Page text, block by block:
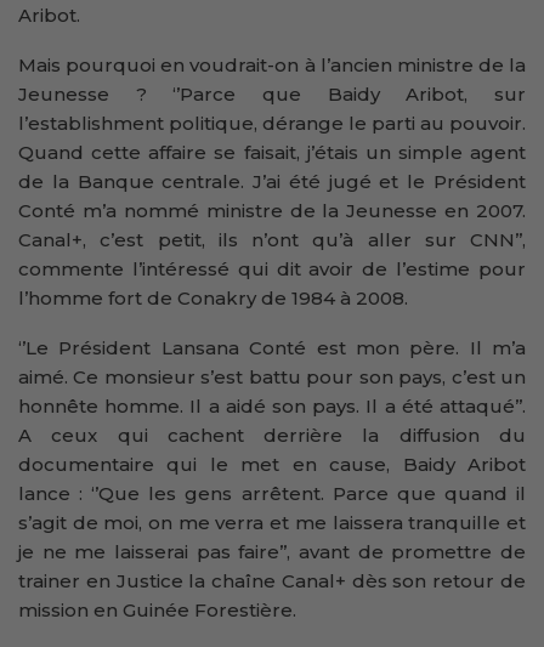
Aribot.
Mais pourquoi en voudrait-on à l’ancien ministre de la
Jeunesse ? ‘’Parce que Baidy Aribot, sur
l’establishment politique, dérange le parti au pouvoir.
Quand cette affaire se faisait, j’étais un simple agent
de la Banque centrale. J’ai été jugé et le Président
Conté m’a nommé ministre de la Jeunesse en 2007.
Canal+, c’est petit, ils n’ont qu’à aller sur CNN’’,
commente l’intéressé qui dit avoir de l’estime pour
l’homme fort de Conakry de 1984 à 2008.
‘’Le Président Lansana Conté est mon père. Il m’a
aimé. Ce monsieur s’est battu pour son pays, c’est un
honnête homme. Il a aidé son pays. Il a été attaqué’’.
A ceux qui cachent derrière la diffusion du
documentaire qui le met en cause, Baidy Aribot
lance : ‘’Que les gens arrêtent. Parce que quand il
s’agit de moi, on me verra et me laissera tranquille et
je ne me laisserai pas faire’’, avant de promettre de
trainer en Justice la chaîne Canal+ dès son retour de
mission en Guinée Forestière.